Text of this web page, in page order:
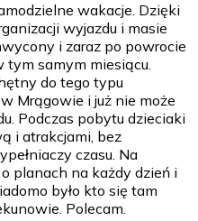
wakacje. Dzięki
wyjazdu i masie
i zaraz po powrocie
tym samym miesiącu.
do tego typu
Mrągowie i już nie może
Podczas pobytu dzieciaki
i atrakcjami, bez
czasu. Na
planach na każdy dzień i
było kto się tam
Polecam.